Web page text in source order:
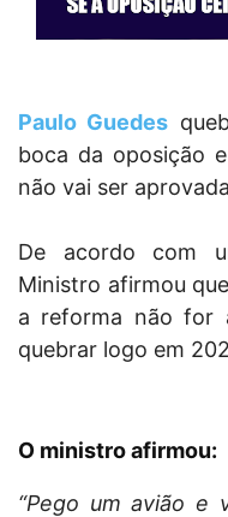
Paulo Guedes
boca da oposição
não vai ser
De acordo com
Ministro afirmou
a reforma não for
quebrar logo em
O ministro afirmou:
“Pego um avião e